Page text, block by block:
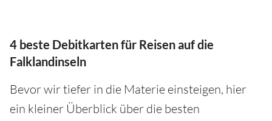
4 beste Debitkarten für Reisen auf die
Falklandinseln
Bevor wir tiefer in die Materie einsteigen, hier
ein kleiner Überblick über die besten